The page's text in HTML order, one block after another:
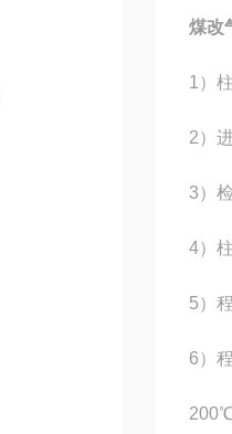
煤改
1）
2）
3）
4）
5）
6）